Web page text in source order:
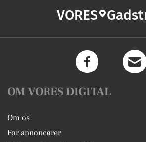
VORES
OM VORES DIGITAL
Om os
For annoncører